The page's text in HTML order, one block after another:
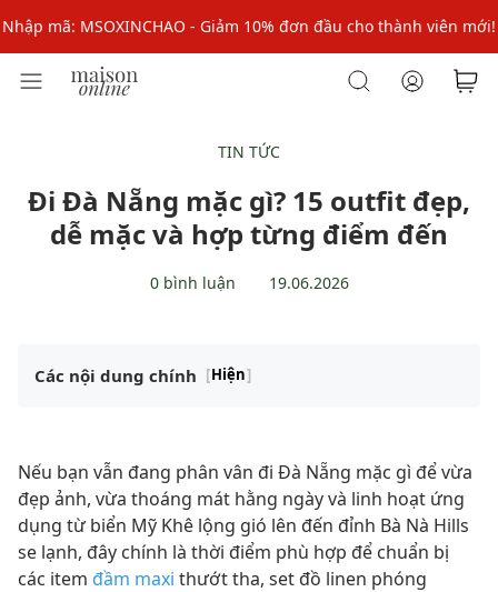
Nhập mã MSOPAY100: giảm ngay 10% khi thanh toán trực tuyến
Nhập mã: MSOXINCHAO - Giảm 10% đơn đầu cho thành viên mới!
Nhập mã: MSOXINCHAO - Giảm 10% đơn đầu cho thành viên mới!
TIN TỨC
Đi Đà Nẵng mặc gì? 15 outfit đẹp,
dễ mặc và hợp từng điểm đến
0 bình luận 19.06.2026
Các nội dung chính [Hiện]
Nếu bạn vẫn đang phân vân đi Đà Nẵng mặc gì để vừa
đẹp ảnh, vừa thoáng mát hằng ngày và linh hoạt ứng
dụng từ biển Mỹ Khê lộng gió lên đến đỉnh Bà Nà Hills
se lạnh, đây chính là thời điểm phù hợp để chuẩn bị
các item đầm maxi thướt tha, set đồ linen phóng